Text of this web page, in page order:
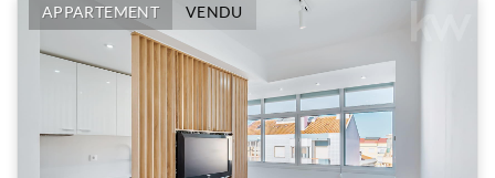
APPARTEMENT VENDU